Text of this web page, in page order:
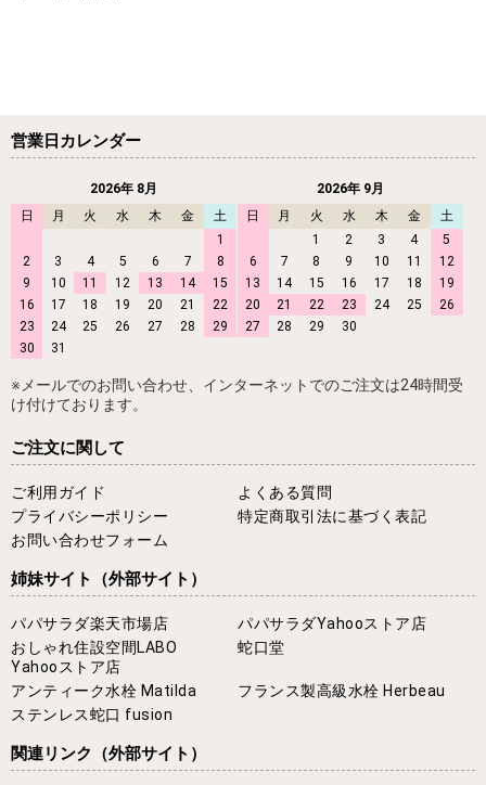
営業日カレンダー
2026年 8月
日
月 火 水 木 金
土
1
2
3 4 5 6 7
8
9
10 11 12 13 14
15
16
17 18 19 20 21
22
23
24 25 26 27 28
29
30
31
2026年 9月
日
月 火 水 木 金
土
1
2 3 4
5
6
7 8 9 10 11
12
13
14 15 16 17 18
19
20
21 22 23 24 25
26
27
28 29 30
※メールでのお問い合わせ、インターネットでのご注文は24時間受
け付けております。
ご注文に関して
ご利用ガイド
よくある質問
プライバシーポリシー
特定商取引法に基づく表記
お問い合わせフォーム
姉妹サイト （外部サイト）
パパサラダ楽天市場店
パパサラダYahooストア店
おしゃれ住設空間LABO
Yahooストア店
蛇口堂
アンティーク水栓 Matilda
フランス製高級水栓 Herbeau
ステンレス蛇口 fusion
関連リンク （外部サイト）